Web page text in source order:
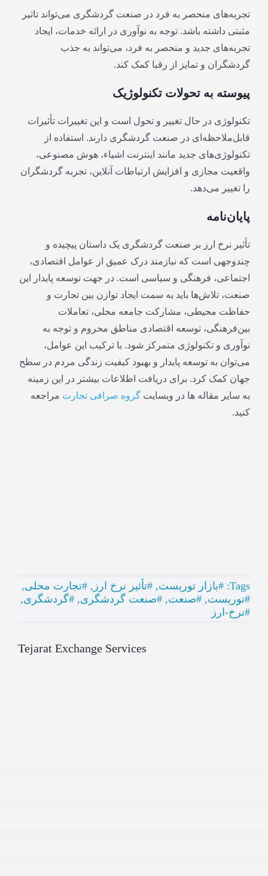
تجربه‌های منحصر به فرد در صنعت گردشگری می‌تواند تاثیر
مثبتی داشته باشد. توجه به نوآوری در ارائه خدمات، ایجاد
تجربه‌های جدید و منحصر به فرد، می‌تواند به جذب
گردشگران و تمایز از رقبا کمک کند.
پیوسته به تحولات تکنولوژیک
تکنولوژی در حال تغییر و تحول است و این تغییرات تأثیرات
قابل‌ملاحظه‌ای در صنعت گردشگری دارند. استفاده از
تکنولوژی‌های جدید مانند اینترنت اشیاء، هوش مصنوعی،
واقعیت مجازی و افزایش ارتباطات آنلاین، تجربه گردشگران
را تغییر می‌دهد.
پایان‌نامه
تأثیر نرخ ارز بر صنعت گردشگری یک داستان پیچیده و
چندوجهی است که نیازمند درک عمیق از عوامل اقتصادی،
اجتماعی، فرهنگی و سیاسی است. در جهت توسعه پایدار این
صنعت، تلاش‌ها باید به سمت ایجاد توازن بین تجارت و
حفاظت محیطی، مشارکت جامعه محلی، تعاملات
بین‌فرهنگی، توسعه اقتصادی مناطق محروم و توجه به
نوآوری و تکنولوژی متمرکز شود. با ترکیب این عوامل،
می‌توان به توسعه پایدار و بهبود کیفیت زندگی مردم در سطح
جهان کمک کرد. برای دریافت اطلاعات بیشتر در این زمینه
به سایر مقاله ها در وبسایت گروه صرافی تجارت مراجعه
کنید.
Tags: #بازار توریست, #تأثیر نرخ ارز , #تجارت محلی,
#توریست, #صنعت, #صنعت گردشگری, #گردشگری,
#نرخ-ارز
Tejarat Exchange Services